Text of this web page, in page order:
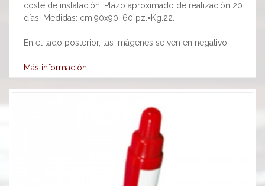
coste de instalación. Plazo aproximado de realización 20
días. Medidas: cm.90x90, 60 pz.=Kg.22.
En el lado posterior, las imágenes se ven en negativo
Más información